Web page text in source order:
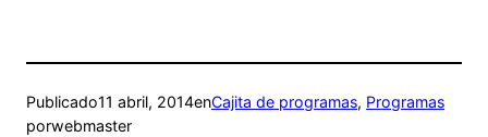
Publicado11 abril, 2014enCajita de programas, Programas
porwebmaster